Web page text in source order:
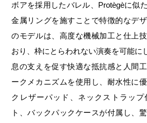
ボアを採用したバレル、Protègèに似
金属リングを施すことで特徴的なデ
のモデルは、高度な機械加工と仕上
おり、枠にとらわれない演奏を可能に
息の支えを促す快適な抵抗感と人間
ークメカニズムを使用し、耐水性に
クレザーパッド、ネックストラップ
ト、バックパックケースが付属し、